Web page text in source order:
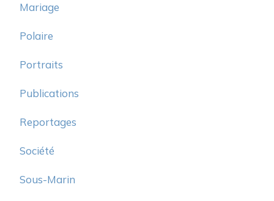
Mariage
Polaire
Portraits
Publications
Reportages
Société
Sous-Marin